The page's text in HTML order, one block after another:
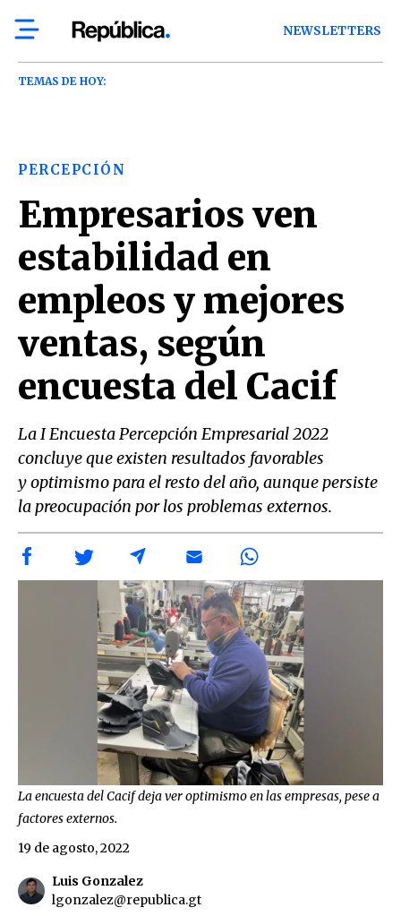
NEWSLETTERS
TEMAS DE HOY:
PERCEPCIÓN
Empresarios ven
estabilidad en
empleos y mejores
ventas, según
encuesta del Cacif
La I Encuesta Percepción Empresarial 2022
concluye que existen resultados favorables
y optimismo para el resto del año, aunque persiste
la preocupación por los problemas externos.
La encuesta del Cacif deja ver optimismo en las empresas, pese a
factores externos.
Luis Gonzalez
lgonzalez@republica.gt
19 de agosto, 2022